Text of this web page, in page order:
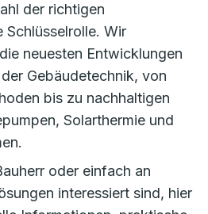
der richtigen
Schlüsselrolle. Wir
neuesten Entwicklungen
Gebäudetechnik, von
bis zu nachhaltigen
Solarthermie und
oder einfach an
interessiert sind, hier